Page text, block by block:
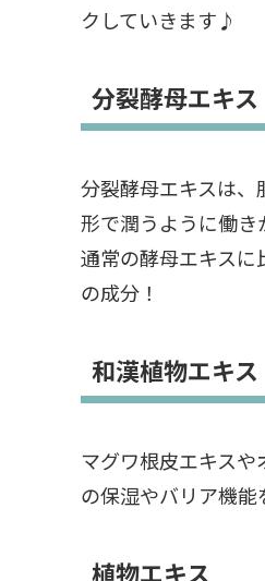
クしていきます♪
分裂酵母エキス
分裂酵母エキスは
形で潤うように働き
通常の酵母エキスに
の成分！
和漢植物エキス
マグワ根皮エキス
の保湿やバリア機能
植物エキス